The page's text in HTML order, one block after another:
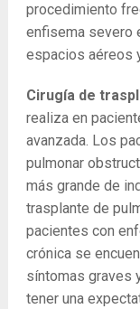
procedimiento
enfisema severo
espacios aéreos
Cirugía de
realiza en
avanzada. Los
pulmonar
más grande de
trasplante de
pacientes con
crónica se
síntomas graves
tener una